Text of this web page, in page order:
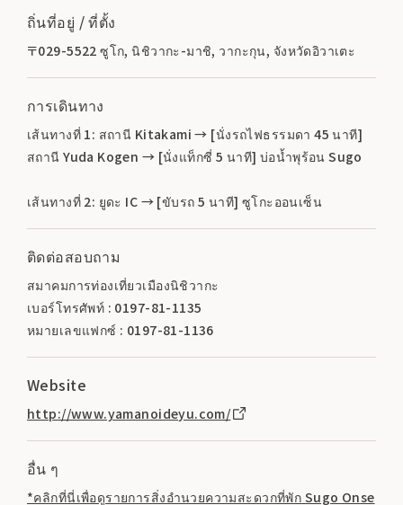
ถิ่นที่อยู่ / ที่ตั้ง
〒029-5522 ซูโก, นิชิวากะ-มาชิ, วากะกุน, จังหวัดอิวาเตะ
การเดินทาง
เส้นทางที่ 1: สถานี Kitakami → [นั่งรถไฟธรรมดา 45 นาที]
สถานี Yuda Kogen → [นั่งแท็กซี่ 5 นาที] บ่อน้ำพุร้อน Sugo
เส้นทางที่ 2: ยูดะ IC → [ขับรถ 5 นาที] ซูโกะออนเซ็น
ติดต่อสอบถาม
สมาคมการท่องเที่ยวเมืองนิชิวากะ
เบอร์โทรศัพท์ : 0197-81-1135
หมายเลขแฟกซ์ : 0197-81-1136
Website
http://www.yamanoideyu.com/
อื่น ๆ
*คลิกที่นี่เพื่อดูรายการสิ่งอำนวยความสะดวกที่พัก Sugo Onse